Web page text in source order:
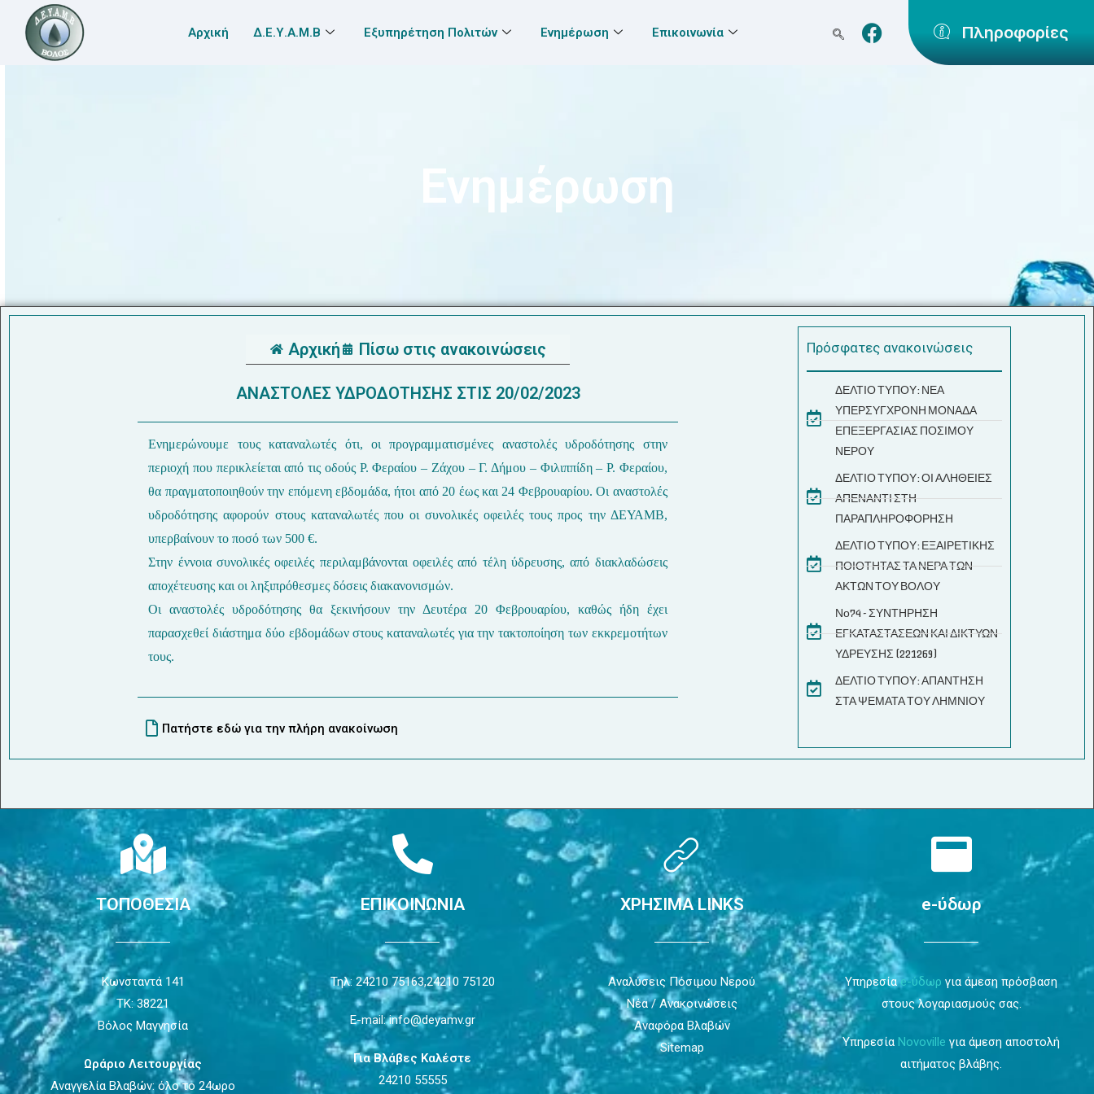
Αρχική Δ.Ε.Υ.Α.Μ.Β Εξυπηρέτηση Πολιτών Ενημέρωση Επικοινωνία Πληροφορίες
Ενημέρωση
Αρχική Πίσω στις ανακοινώσεις
ΑΝΑΣΤΟΛΕΣ ΥΔΡΟΔΟΤΗΣΗΣ ΣΤΙΣ 20/02/2023
Ενημερώνουμε τους καταναλωτές ότι, oι προγραμματισμένες αναστολές υδροδότησης στην
περιοχή που περικλείεται από τις οδούς Ρ. Φεραίου – Ζάχου – Γ. Δήμου – Φιλιππίδη – Ρ. Φεραίου,
θα πραγματοποιηθούν την επόμενη εβδομάδα, ήτοι από 20 έως και 24 Φεβρουαρίου. Οι αναστολές
υδροδότησης αφορούν στους καταναλωτές που οι συνολικές οφειλές τους προς την ΔΕΥΑΜΒ,
υπερβαίνουν το ποσό των 500 €.
Στην έννοια συνολικές οφειλές περιλαμβάνονται οφειλές από τέλη ύδρευσης, από διακλαδώσεις
αποχέτευσης και οι ληξιπρόθεσμες δόσεις διακανονισμών.
Οι αναστολές υδροδότησης θα ξεκινήσουν την Δευτέρα 20 Φεβρουαρίου, καθώς ήδη έχει
παρασχεθεί διάστημα δύο εβδομάδων στους καταναλωτές για την τακτοποίηση των εκκρεμοτήτων
τους.
Πατήστε εδώ για την πλήρη ανακοίνωση
Πρόσφατες ανακοινώσεις
ΔΕΛΤΙΟ ΤΥΠΟΥ: ΝΕΑ
ΥΠΕΡΣΥΓΧΡΟΝΗ ΜΟΝΑΔΑ
ΕΠΕΞΕΡΓΑΣΙΑΣ ΠΟΣΙΜΟΥ
ΝΕΡΟΥ
ΔΕΛΤΙΟ ΤΥΠΟΥ: ΟΙ ΑΛΗΘΕΙΕΣ
ΑΠΕΝΑΝΤΙ ΣΤΗ
ΠΑΡΑΠΛΗΡΟΦΟΡΗΣΗ
ΔΕΛΤΙΟ ΤΥΠΟΥ: ΕΞΑΙΡΕΤΙΚΗΣ
ΠΟΙΟΤΗΤΑΣ ΤΑ ΝΕΡΑ ΤΩΝ
ΑΚΤΩΝ ΤΟΥ ΒΟΛΟΥ
Νο74 - ΣΥΝΤΗΡΗΣΗ
ΕΓΚΑΤΑΣΤΑΣΕΩΝ ΚΑΙ ΔΙΚΤΥΩΝ
ΥΔΡΕΥΣΗΣ (221269)
ΔΕΛΤΙΟ ΤΥΠΟΥ: ΑΠΑΝΤΗΣΗ
ΣΤΑ ΨΕΜΑΤΑ ΤΟΥ ΛΗΜΝΙΟΥ
ΤΟΠΟΘΕΣΙΑ
Κωνσταντά 141
ΤΚ: 38221
Βόλος Μαγνησία
Ωράριο Λειτουργίας
Αναγγελία Βλαβών: όλο το 24ωρο
ΕΠΙΚΟΙΝΩΝΙΑ
Τηλ: 24210 75163,24210 75120
E-mail: info@deyamv.gr
Για Βλάβες Καλέστε
24210 55555
ΧΡΗΣΙΜΑ LINKS
Αναλύσεις Πόσιμου Νερού
Νέα / Ανακοινώσεις
Αναφόρα Βλαβών
Sitemap
e-ύδωρ
Υπηρεσίαe-ύδωρ για άμεση πρόσβαση
στους λογαριασμούς σας.
Υπηρεσία Novoville για άμεση αποστολή
αιτήματος βλάβης.